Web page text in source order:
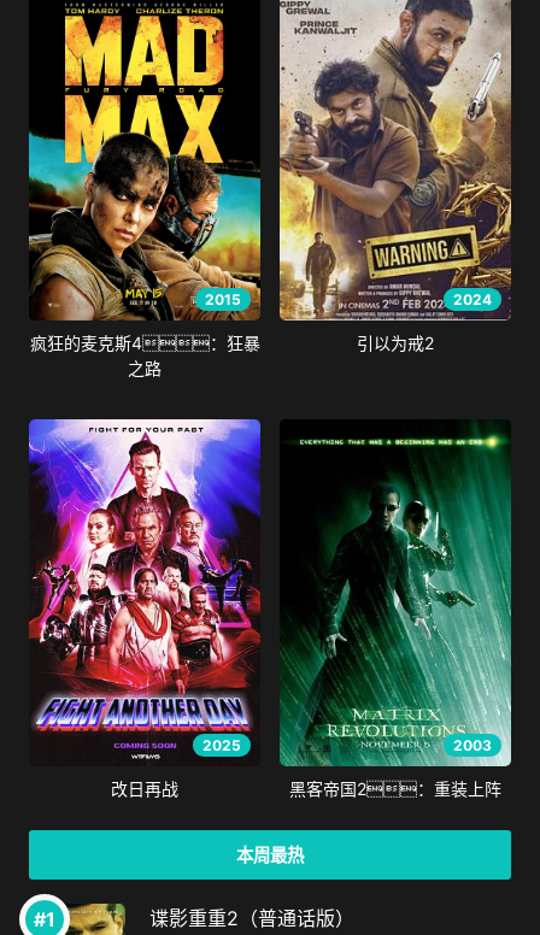
2015
疯狂的麦克斯4：狂暴
之路
2024
引以为戒2
2025
改日再战
2003
黑客帝国2：重装上阵
本周最热
谍影重重2（普通话版）